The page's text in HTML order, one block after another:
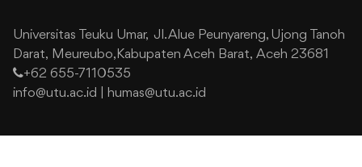
Universitas Teuku Umar, Jl. Alue Peunyareng, Ujong Tanoh
Darat, Meureubo,Kabupaten Aceh Barat, Aceh 23681
+62 655-7110535
info@utu.ac.id
humas@utu.ac.id